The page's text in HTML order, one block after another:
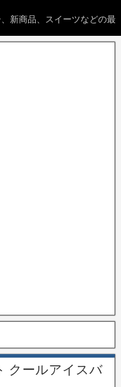
新商品、スイーツなどの最
クールアイスバ